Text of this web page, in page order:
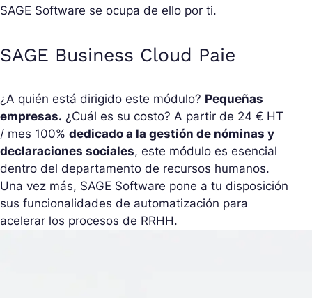
SAGE Software se ocupa de ello por ti.
SAGE Business Cloud Paie
¿A quién está dirigido este módulo? Pequeñas
empresas. ¿Cuál es su costo? A partir de 24 € HT
/ mes 100% dedicado a la gestión de nóminas y
declaraciones sociales, este módulo es esencial
dentro del departamento de recursos humanos.
Una vez más, SAGE Software pone a tu disposición
sus funcionalidades de automatización para
acelerar los procesos de RRHH.